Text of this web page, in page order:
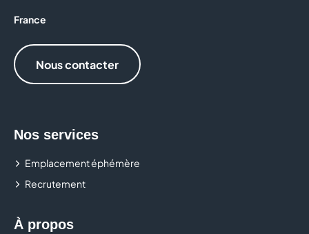
France
Nous contacter
Nos services
Emplacement éphémère
Recrutement
À propos